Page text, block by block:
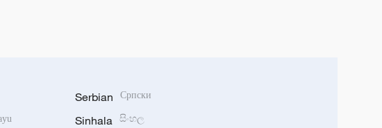
Serbian Српски
Sinhala සිංහල